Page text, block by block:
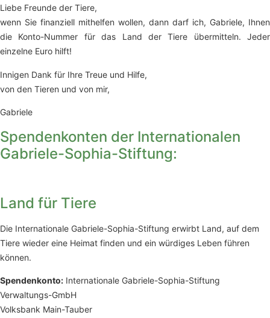
Liebe Freunde der Tiere,
wenn Sie finanziell mithelfen wollen, dann darf ich, Gabriele, Ihnen
die Konto-Nummer für das Land der Tiere übermitteln. Jeder
einzelne Euro hilft!
Innigen Dank für Ihre Treue und Hilfe,
von den Tieren und von mir,
Gabriele
Spendenkonten der Internationalen
Gabriele-Sophia-Stiftung:
Land für Tiere
Die Internationale Gabriele-Sophia-Stiftung erwirbt Land, auf dem
Tiere wieder eine Heimat finden und ein würdiges Leben führen
können.
Spendenkonto: Internationale Gabriele-Sophia-Stiftung
Verwaltungs-GmbH
Volksbank Main-Tauber